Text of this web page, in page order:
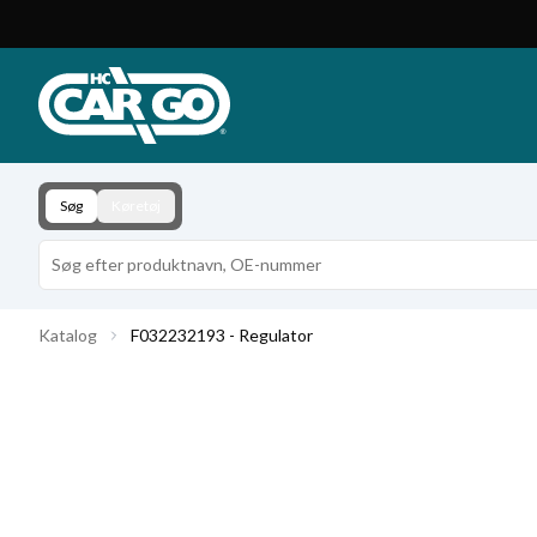
Download
Kontakt
Søg
Katalog F032232193 - Regulator